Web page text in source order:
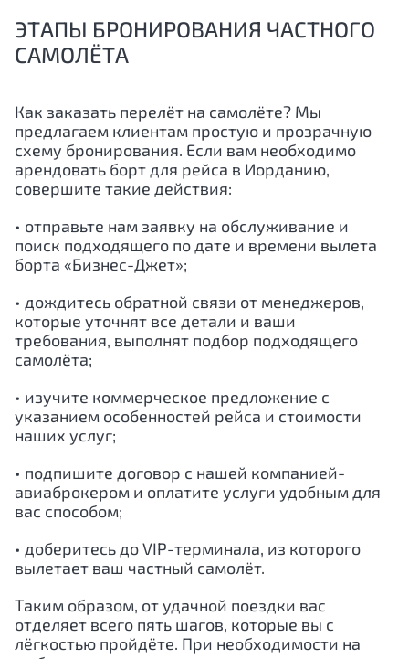
ЭТАПЫ БРОНИРОВАНИЯ ЧАСТНОГО
САМОЛЁТА
Как заказать перелёт на самолёте? Мы
предлагаем клиентам простую и прозрачную
схему бронирования. Если вам необходимо
арендовать борт для рейса в Иорданию,
совершите такие действия:
• отправьте нам заявку на обслуживание и
поиск подходящего по дате и времени вылета
борта «Бизнес-Джет»;
• дождитесь обратной связи от менеджеров,
которые уточнят все детали и ваши
требования, выполнят подбор подходящего
самолёта;
• изучите коммерческое предложение с
указанием особенностей рейса и стоимости
наших услуг;
• подпишите договор с нашей компанией-
авиаброкером и оплатите услуги удобным для
вас способом;
• доберитесь до VIP-терминала, из которого
вылетает ваш частный самолёт.
Таким образом, от удачной поездки вас
отделяет всего пять шагов, которые вы с
лёгкостью пройдёте. При необходимости на